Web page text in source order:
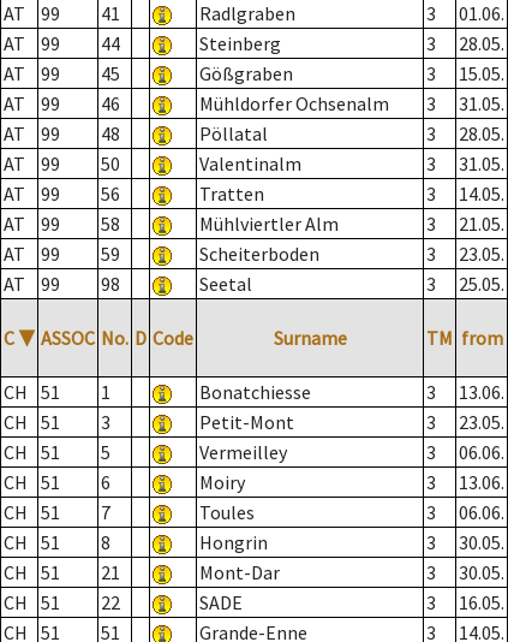
AT
99 41 Radlgraben 3 01.06.
AT
99 44 Steinberg 3 28.05.
AT
99 45 Gößgraben 3 15.05.
AT
99 46 Mühldorfer Ochsenalm 3 31.05.
AT
99 48 Pöllatal 3 28.05.
AT
99 50 Valentinalm 3 31.05.
AT
99 56 Tratten 3 14.05.
AT
99 58 Mühlviertler Alm 3 21.05.
AT
99 59 Scheiterboden 3 23.05.
AT
99 98 Seetal 3 25.05.
C ▼ ASSOC No. D Code Surname TM from
CH
51 1 Bonatchiesse 3 13.06.
CH
51 3 Petit-Mont 3 23.05.
CH
51 5 Vermeilley 3 06.06.
CH
51 6 Moiry 3 13.06.
CH
51 7 Toules 3 06.06.
CH
51 8 Hongrin 3 30.05.
CH
51 21 Mont-Dar 3 30.05.
CH
51 22 SADE 3 16.05.
CH
51 51 Grande-Enne 3 14.05.